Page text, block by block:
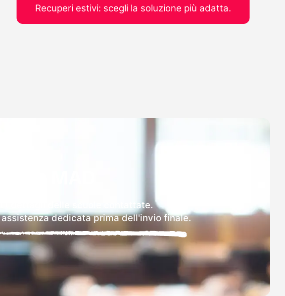
Recuperi estivi: scegli la soluzione più adatta.
MAD
i dettagli delle scuole contattate.
dedicata prima dell'invio finale.